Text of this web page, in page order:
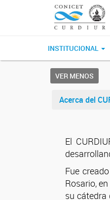
INSTITUCIONAL
VER MENOS
Acerca del
El
Fue
Rosario,
su cátedra